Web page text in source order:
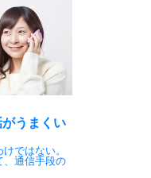
うまくい
ではない。
、通信手段の